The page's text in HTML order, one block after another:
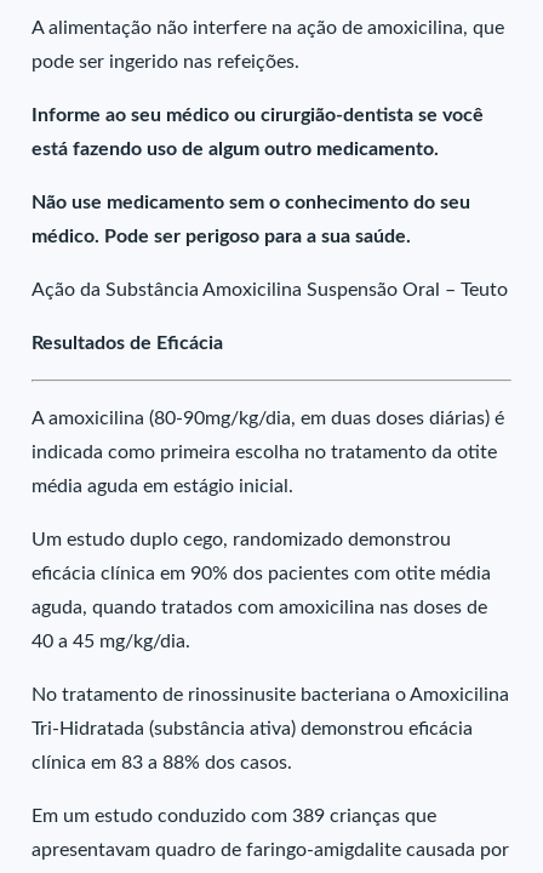
A alimentação não interfere na ação de amoxicilina, que
pode ser ingerido nas refeições.
Informe ao seu médico ou cirurgião-dentista se você
está fazendo uso de algum outro medicamento.
Não use medicamento sem o conhecimento do seu
médico. Pode ser perigoso para a sua saúde.
Ação da Substância Amoxicilina Suspensão Oral – Teuto
Resultados de Eficácia
A amoxicilina (80-90mg/kg/dia, em duas doses diárias) é
indicada como primeira escolha no tratamento da otite
média aguda em estágio inicial.
Um estudo duplo cego, randomizado demonstrou
eficácia clínica em 90% dos pacientes com otite média
aguda, quando tratados com amoxicilina nas doses de
40 a 45 mg/kg/dia.
No tratamento de rinossinusite bacteriana o Amoxicilina
Tri-Hidratada (substância ativa) demonstrou eficácia
clínica em 83 a 88% dos casos.
Em um estudo conduzido com 389 crianças que
apresentavam quadro de faringo-amigdalite causada por